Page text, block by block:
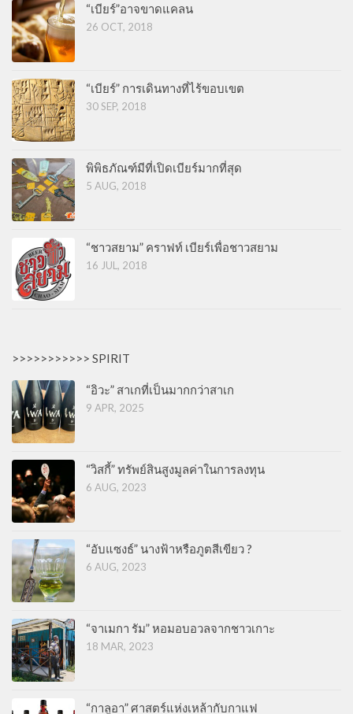
“เบียร์”อาจขาดแคลน
26 OCT, 2018
“เบียร์” การเดินทางที่ไร้ขอบเขต
30 SEP, 2018
พิพิธภัณฑ์มีที่เปิดเบียร์มากที่สุด
5 AUG, 2018
“ชาวสยาม” คราฟท์ เบียร์เพื่อชาวสยาม
16 JUL, 2018
>>>>>>>>>>> SPIRIT
“อิวะ” สาเกที่เป็นมากกว่าสาเก
9 APR, 2025
“วิสกี้” ทรัพย์สินสูงมูลค่าในการลงทุน
6 AUG, 2023
“อับแซงธ์” นางฟ้าหรือภูตสีเขียว ?
6 AUG, 2023
“จาเมกา รัม” หอมอบอวลจากชาวเกาะ
18 MAR, 2023
“กาลูอา” ศาสตร์แห่งเหล้ากับกาแฟ